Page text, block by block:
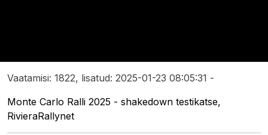
Vaatamisi: 1822, lisatud: 2025-01-23 08:05:31 -
Monte Carlo Ralli 2025 - shakedown testikatse,
RivieraRallynet